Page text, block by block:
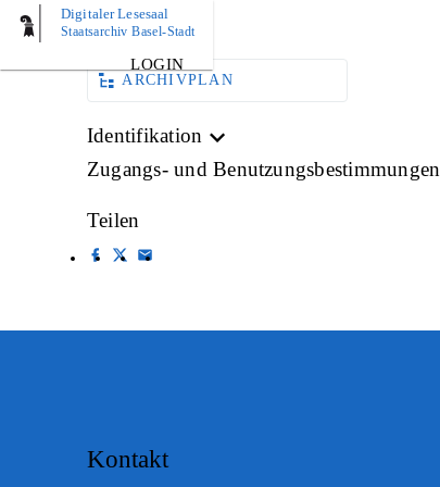
Digitaler Lesesaal
Staatsarchiv Basel-Stadt
LOGIN
AKTE
ARCHIVPLAN
Identifikation
Zugangs- und Benutzungsbestimmungen
Teilen
Kontakt